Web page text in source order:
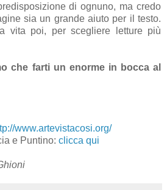
di ognuno, ma credo
sia un grande aiuto per il testo.
vita poi, per scegliere letture più
che farti un enorme in bocca al
www.artevistacosi.org/
e Puntino: clicca qui